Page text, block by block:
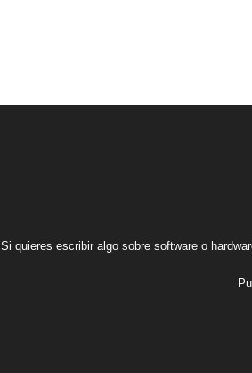
Si quieres escribir algo sobre software o